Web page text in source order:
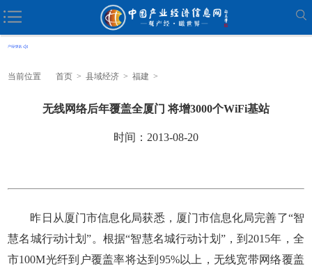
当前位置 首页 > 县域经济 > 福建 >
无线网络后年覆盖全厦门 将增3000个WiFi基站
时间：2013-08-20
昨日从厦门市信息化局获悉，厦门市信息化局完善了“智
慧名城行动计划”。根据“智慧名城行动计划”，到2015年，全
市100M光纤到户覆盖率将达到95%以上，无线宽带网络覆盖